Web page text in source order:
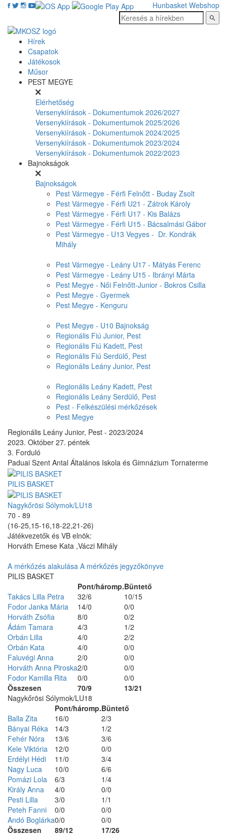
Hunbasket Webshop
Hírek
Csapatok
Játékosok
Műsor
PEST MEGYE
Elérhetőség
Versenykiírások - Dokumentumok 2026/2027
Versenykiírások - Dokumentumok 2025/2026
Versenykiírások - Dokumentumok 2024/2025
Versenykiírások - Dokumentumok 2023/2024
Versenykiírások - Dokumentumok 2022/2023
Bajnokságok
Bajnokságok
Pest Vármegye - Férfi Felnőtt - Buday Zsolt
Pest Vármegye - Férfi U21 - Zátrok Károly
Pest Vármegye - Férfi U17 - Kis Balázs
Pest Vármegye - Férfi U15 - Bácsalmási Gábor
Pest Vármegye - U13 Vegyes - Dr. Kondrák
Mihály
Pest Vármegye - Leány U17 - Mátyás Ferenc
Pest Vármegye - Leány U15 - Ibrányi Márta
Pest Megye - Női Felnőtt-Junior - Bokros Csilla
Pest Megye - Gyermek
Pest Megye - Kenguru
Pest Megye - U10 Bajnokság
Regionális Fiú Junior, Pest
Regionális Fiú Kadett, Pest
Regionális Fiú Serdülő, Pest
Regionális Leány Junior, Pest
Regionális Leány Kadett, Pest
Regionális Leány Serdülő, Pest
Pest - Felkészülési mérkőzések
Pest Megye
Regionális Leány Junior, Pest - 2023/2024
2023. Október 27. péntek
3. Forduló
Paduai Szent Antal Általános Iskola és Gimnázium Tornaterme
PILIS BASKET
Nagykőrösi Sólymok/LU18
70 - 89
(16-25,15-16,18-22,21-26)
Játékvezetők és VB elnök:
Horváth Emese Kata ,Váczi Mihály
A mérkőzés alakulása A mérkőzés jegyzőkönyve
PILIS BASKET
Pont/háromp.Büntető
Összesen 70/9 13/21
Takács Lilla Petra 32/6
10/15
Fodor Janka Mária
14/0
0/0
Horváth Zsófia
8/0
0/2
Ádám Tamara
4/3
1/2
Orbán Lilla
4/0
2/2
Orbán Kata
4/0
0/0
Faluvégi Anna
2/0
0/0
Horváth Anna Piroska2/0
0/0
Fodor Kamilla Rita
0/0
0/0
Nagykőrösi Sólymok/LU18
Pont/háromp.Büntető
Összesen 89/12 17/26
Balla Zita 16/0
2/3
Bányai Réka
14/3
1/2
Fehér Nóra
13/6
3/6
Kele Viktória
12/0
0/0
Erdélyi Hédi
11/0
3/4
Nagy Luca
10/0
6/6
Pomázi Lola
6/3
1/4
Király Anna
4/0
0/0
Pesti Lilla
3/0
1/1
Peteh Fanni
0/0
0/0
Andó Boglárka0/0 0/0